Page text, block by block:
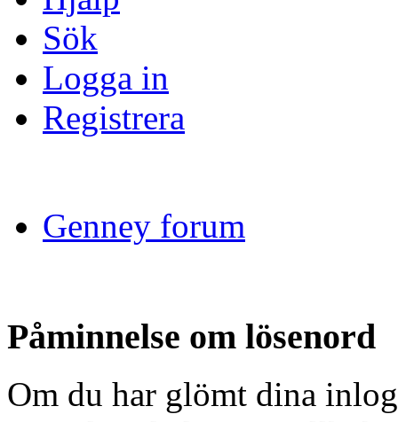
Sök
Logga in
Registrera
Genney forum
Påminnelse om lösenord
Om du har glömt dina